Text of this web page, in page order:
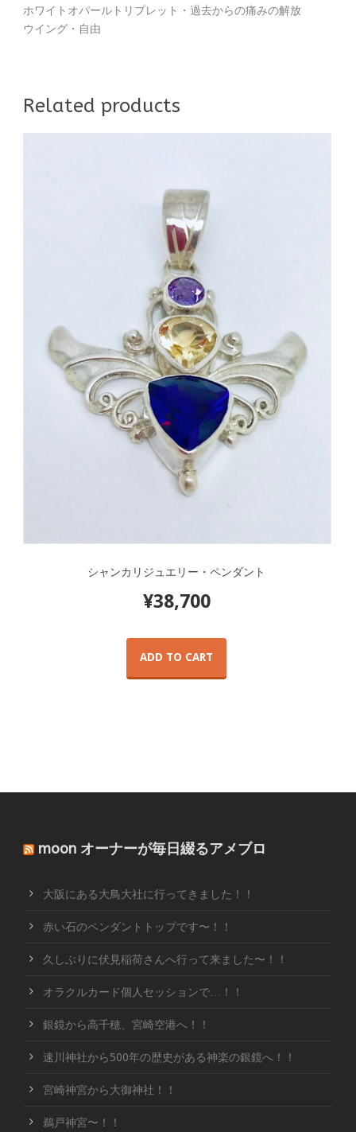
ホワイトオパールトリプレット・過去からの痛みの解放
ウイング・自由
Related products
シャンカリジュエリー・ペンダント
¥38,700
ADD TO CART
moon オーナーが毎日綴るアメブロ
大阪にある大鳥大社に行ってきました！！
赤い石のペンダントトップです〜！！
久しぶりに伏見稲荷さんへ行って来ました〜！！
オラクルカード個人セッションで…！！
銀鏡から高千穂、宮崎空港へ！！
速川神社から500年の歴史がある神楽の銀鏡へ！！
宮崎神宮から大御神社！！
鵜戸神宮〜！！